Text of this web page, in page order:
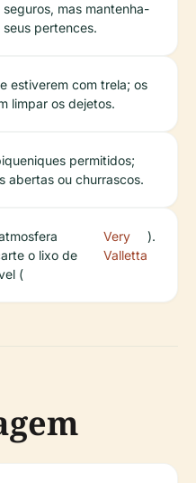
mas mantenha-
pertences.
estiverem com trela; os
limpar os dejetos.
permitidos;
abertas ou churrascos.
o lixo de
(
Very
Valletta
).